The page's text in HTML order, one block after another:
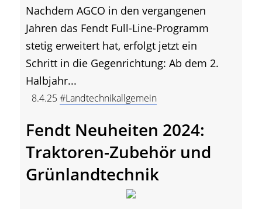
Nachdem AGCO in den vergangenen
Jahren das Fendt Full-Line-Programm
stetig erweitert hat, erfolgt jetzt ein
Schritt in die Gegenrichtung: Ab dem 2.
Halbjahr...
8.4.25#Landtechnikallgemein
Fendt Neuheiten 2024:
Traktoren-Zubehör und
Grünlandtechnik